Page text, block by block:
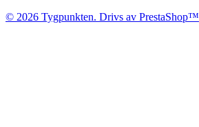
© 2026 Tygpunkten. Drivs av PrestaShop™